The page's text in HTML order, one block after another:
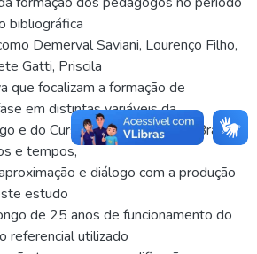
bibliográfica
Demerval Saviani, Lourenço Filho,
Gatti, Priscila
que focalizam a formação de
em distintas variáveis da
e do Curso de Pedagogia no Brasil
e tempos,
e diálogo com a produção
estudo
de 25 anos de funcionamento do
referencial utilizado